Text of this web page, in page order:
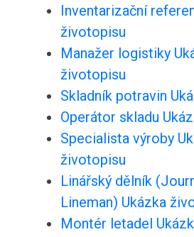
Inventarizační
životopisu
Manažer logistiky
životopisu
Skladník potravin
Operátor skladu
Specialista výroby
životopisu
Linářský dělník
Lineman) Ukázka
Montér letadel